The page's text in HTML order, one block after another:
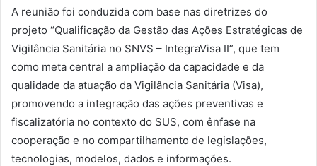
A reunião foi conduzida com base nas diretrizes do
projeto “Qualificação da Gestão das Ações Estratégicas de
Vigilância Sanitária no SNVS – IntegraVisa II”, que tem
como meta central a ampliação da capacidade e da
qualidade da atuação da Vigilância Sanitária (Visa),
promovendo a integração das ações preventivas e
fiscalizatória no contexto do SUS, com ênfase na
cooperação e no compartilhamento de legislações,
tecnologias, modelos, dados e informações.